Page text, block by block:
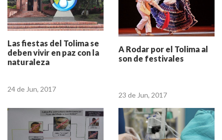
Las fiestas del Tolima se
deben vivir en paz con la
naturaleza
24 de Jun, 2017
A Rodar por el Tolima al
son de festivales
23 de Jun, 2017